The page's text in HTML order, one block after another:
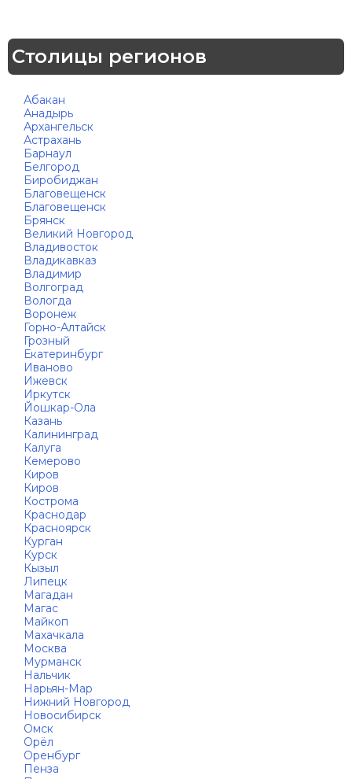
Столицы регионов
Абакан
Анадырь
Архангельск
Астрахань
Барнаул
Белгород
Биробиджан
Благовещенск
Благовещенск
Брянск
Великий Новгород
Владивосток
Владикавказ
Владимир
Волгоград
Вологда
Воронеж
Горно-Алтайск
Грозный
Екатеринбург
Иваново
Ижевск
Иркутск
Йошкар-Ола
Казань
Калининград
Калуга
Кемерово
Киров
Киров
Кострома
Краснодар
Красноярск
Курган
Курск
Кызыл
Липецк
Магадан
Магас
Майкоп
Махачкала
Москва
Мурманск
Нальчик
Нарьян-Мар
Нижний Новгород
Новосибирск
Омск
Орёл
Оренбург
Пенза